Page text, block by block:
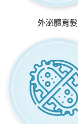
外泌體育髮